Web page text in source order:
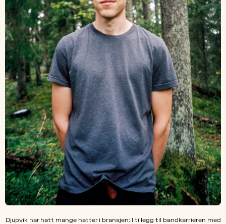
Djupvik har hatt mange hatter i bransjen: I tillegg til bandkarrieren med